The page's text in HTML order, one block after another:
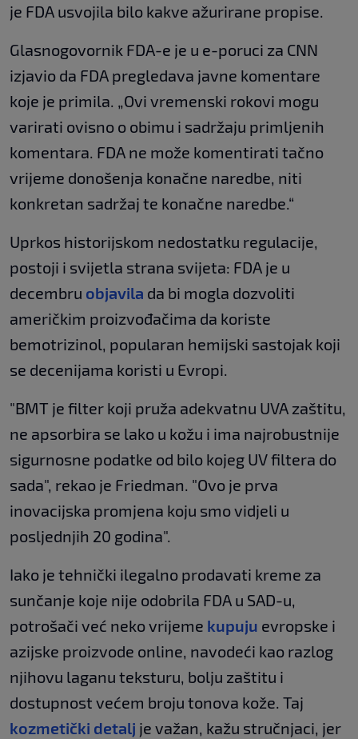
je FDA usvojila bilo kakve ažurirane propise.
Glasnogovornik FDA-e je u e-poruci za CNN
izjavio da FDA pregledava javne komentare
koje je primila. „Ovi vremenski rokovi mogu
varirati ovisno o obimu i sadržaju primljenih
komentara. FDA ne može komentirati tačno
vrijeme donošenja konačne naredbe, niti
konkretan sadržaj te konačne naredbe.“
Uprkos historijskom nedostatku regulacije,
postoji i svijetla strana svijeta: FDA je u
decembru objavila da bi mogla dozvoliti
američkim proizvođačima da koriste
bemotrizinol, popularan hemijski sastojak koji
se decenijama koristi u Evropi.
"BMT je filter koji pruža adekvatnu UVA zaštitu,
ne apsorbira se lako u kožu i ima najrobustnije
sigurnosne podatke od bilo kojeg UV filtera do
sada", rekao je Friedman. "Ovo je prva
inovacijska promjena koju smo vidjeli u
posljednjih 20 godina".
Iako je tehnički ilegalno prodavati kreme za
sunčanje koje nije odobrila FDA u SAD-u,
potrošači već neko vrijeme kupuju evropske i
azijske proizvode online, navodeći kao razlog
njihovu laganu teksturu, bolju zaštitu i
dostupnost većem broju tonova kože. Taj
kozmetički detalj je važan, kažu stručnjaci, jer